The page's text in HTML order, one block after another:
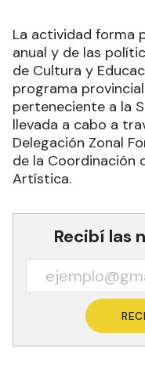
La actividad forma
anual y de las
de Cultura y
programa
perteneciente a la
llevada a cabo a
Delegación Zonal
de la Coordinación
Artística.
Recibí las